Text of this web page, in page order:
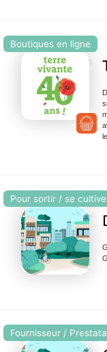
Boutiques en ligne
Pour sortir / se
Fournisseur /